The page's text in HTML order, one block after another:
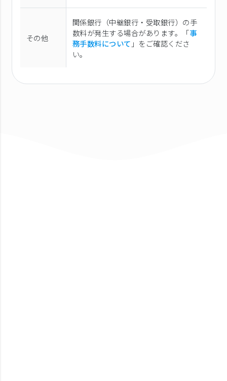
その他
関係銀行（中継銀行・受取銀行）の手
数料が発生する場合があります。「事
務手数料について 」をご確認くださ
い。